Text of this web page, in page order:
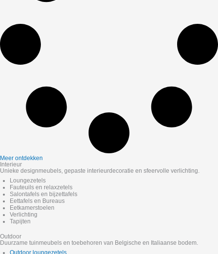
Meer ontdekken
Interieur
Unieke designmeubels, gepaste interieurdecoratie en sfeervolle verlichting.
Loungezetels
Fauteuils en relaxzetels
Salontafels en bijzettafels
Eettafels en Bureaus
Eetkamerstoelen
Verlichting
Tapijten
Outdoor
Duurzame tuinmeubels en toebehoren van Belgische en Italiaanse bodem.
Outdoor loungezetels